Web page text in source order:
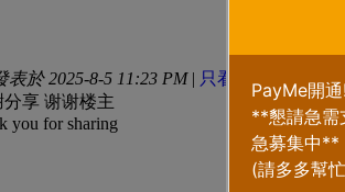
表於 2025-8-5 11:23 PM| 只看該作者
分享 谢谢楼主
you for sharing